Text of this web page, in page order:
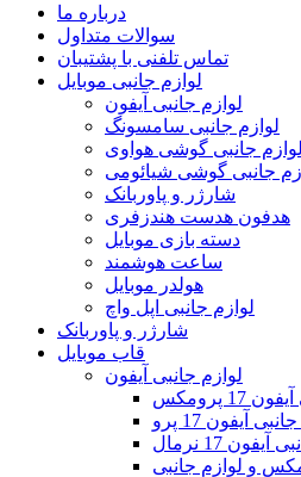
درباره ما
سوالات متداول
تماس تلفنی با پشتیبان
لوازم جانبی موبایل
لوازم جانبی آیفون
لوازم جانبی سامسونگ
لوازم جانبی گوشی هواوی
جانبی گوشی شیائومی
شارژر و پاوربانک
هدفون هدست هندزفری
دسته بازی موبایل
ساعت هوشمند
هولدر موبایل
لوازم جانبی اپل واچ
شارژر و پاوربانک
قاب موبایل
لوازم جانبی آیفون
پرومکس
آیفون 17 پرو
17 نرمال